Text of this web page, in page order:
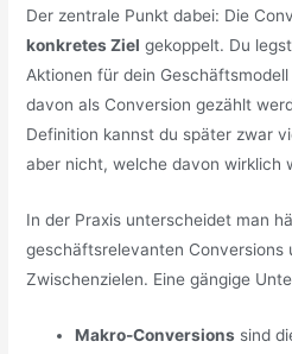
Der zentrale Punkt dabei: Die
konkretes Ziel gekoppelt. Du
Aktionen für dein
davon als Conversion gezählt
Definition kannst du später zwar
aber nicht, welche davon wirklich
In der Praxis unterscheidet man
geschäftsrelevanten Conversions
Zwischenzielen. Eine gängige
Makro-Conversions sind